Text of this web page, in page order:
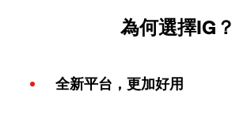
為何選擇IG？
全新平台，更加好用